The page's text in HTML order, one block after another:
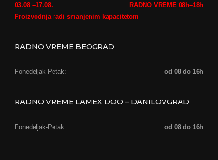
03.08 –17.08.
RADNO VREME 08h–18h
Proizvodnja radi smanjenim kapacitetom
RADNO VREME BEOGRAD
Ponedeljak-Petak: od 08 do 16h
RADNO VREME LAMEX DOO – DANILOVGRAD
Ponedeljak-Petak: od 08 do 16h